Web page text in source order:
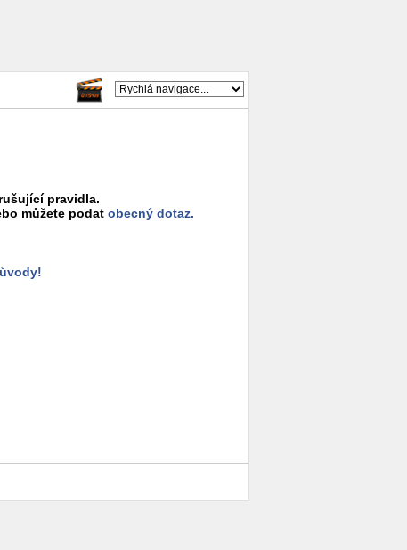
pravidla.
můžete podat obecný dotaz.